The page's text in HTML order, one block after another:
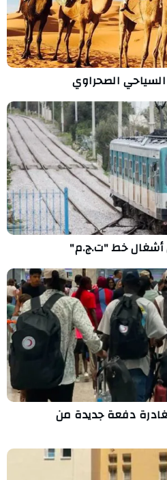
الصحراوي
أشغال خط "ت.ج.م"
دفعة جديدة من